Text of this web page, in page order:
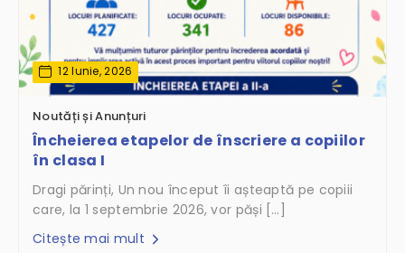
12 Iunie, 2026
Noutăți și Anunțuri
Încheierea etapelor de înscriere a copiilor
în clasa I
Dragi părinți, Un nou început îi așteaptă pe copiii
care, la 1 septembrie 2026, vor păși […]
Citește mai mult